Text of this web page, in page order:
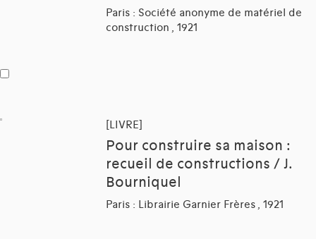
Paris : Société anonyme de matériel de
construction , 1921
[LIVRE]
Pour construire sa maison :
recueil de constructions / J.
Bourniquel
Paris : Librairie Garnier Frères , 1921